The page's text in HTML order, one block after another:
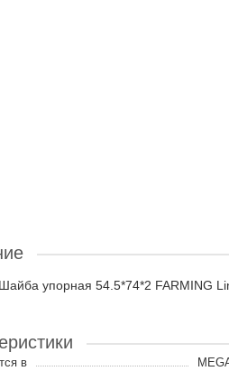
упорная 54.5*74*2 FARMING
в